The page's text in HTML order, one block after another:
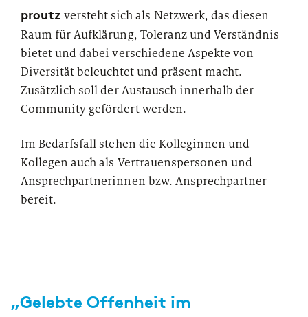
Fintechs
Leasinggesellschaften
PUBLIKATION
Marktstudie unter Versicherern:
Operations der Zukunft
proutz versteht sich als Netzwerk, das diesen
Raum für Aufklärung, Toleranz und Verständnis
bietet und dabei verschiedene Aspekte von
Diversität beleuchtet und präsent macht.
Zusätzlich soll der Austausch innerhalb der
Community gefördert werden.
Im Bedarfsfall stehen die Kolleginnen und
Kollegen auch als Vertrauenspersonen und
Ansprechpartnerinnen bzw. Ansprechpartner
bereit.
„Gelebte Offenheit im